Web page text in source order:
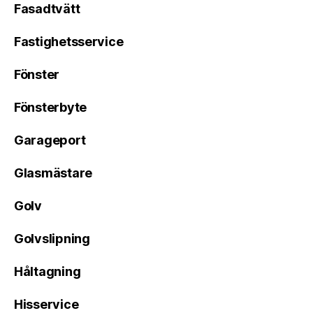
Fasadtvätt
Fastighetsservice
Fönster
Fönsterbyte
Garageport
Glasmästare
Golv
Golvslipning
Håltagning
Hisservice